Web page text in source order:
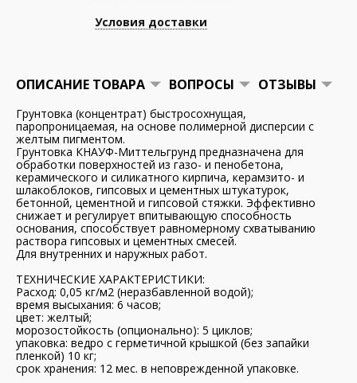
Условия доставки
ОПИСАНИЕ ТОВАРА ВОПРОСЫ ОТЗЫВЫ
Грунтовка (концентрат) быстросохнущая,
паропроницаемая, на основе полимерной дисперсии с
желтым пигментом.
Грунтовка КНАУФ-Миттельгрунд предназначена для
обработки поверхностей из газо- и пенобетона,
керамического и силикатного кирпича, керамзито- и
шлакоблоков, гипсовых и цементных штукатурок,
бетонной, цементной и гипсовой стяжки. Эффективно
снижает и регулирует впитывающую способность
основания, способствует равномерному схватыванию
раствора гипсовых и цементных смесей.
Для внутренних и наружных работ.
ТЕХНИЧЕСКИЕ ХАРАКТЕРИСТИКИ:
Расход: 0,05 кг/м2 (неразбавленной водой);
время высыхания: 6 часов;
цвет: желтый;
морозостойкость (опционально): 5 циклов;
упаковка: ведро с герметичной крышкой (без запайки
пленкой) 10 кг;
срок хранения: 12 мес. в неповрежденной упаковке.